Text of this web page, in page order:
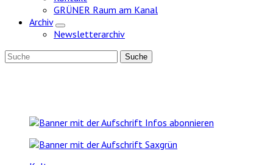
Untermenü
GRÜNER Raum am Kanal
Archiv
Zeige
Untermenü
Newsletterarchiv